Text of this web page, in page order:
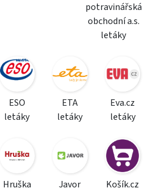
potravinářská
obchodní a.s.
letáky
ESO
letáky
ETA
letáky
Eva.cz
letáky
Hruška
Javor
Košík.cz